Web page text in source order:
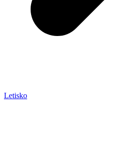
Letisko